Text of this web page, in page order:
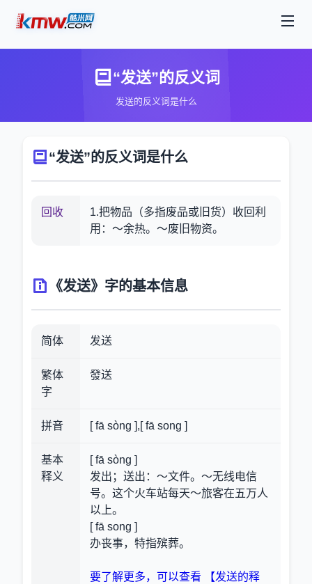
“发送”的反义词
发送的反义词是什么
“发送”的反义词是什么
回收
1.把物品（多指废品或旧货）收回利
用：～余热。～废旧物资。
《发送》字的基本信息
简体 发送
繁体
字
發送
拼音 [ fā sòng ],[ fā song ]
基本
释义
[ fā sòng ]
发出；送出：～文件。～无线电信
号。这个火车站每天～旅客在五万人
以上。
[ fā song ]
办丧事，特指殡葬。
要了解更多，可以查看 【发送的释